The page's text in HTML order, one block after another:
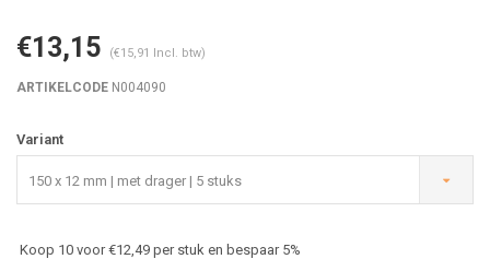
€13,15 (€15,91 Incl. btw)
ARTIKELCODE N004090
Variant
150 x 12 mm | met drager | 5 stuks
Koop 10 voor €12,49 per stuk en bespaar 5%